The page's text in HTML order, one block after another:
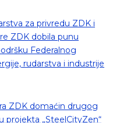
za privredu ZDK i
ZDK dobila punu
Federalnog
rudarstva i industrije
ZDK domaćin drugog
projekta „SteelCityZen“